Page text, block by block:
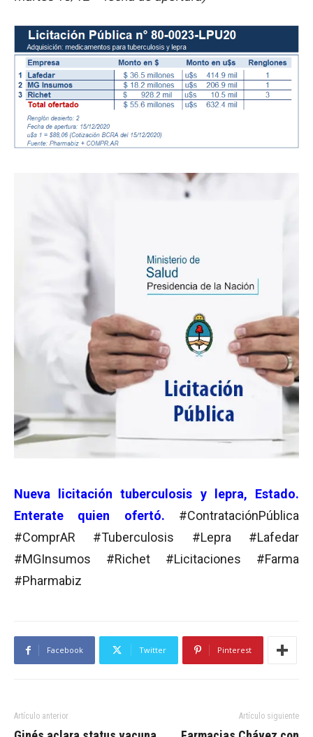
Nueva licitación tuberculosis y lepra, Estado.
Enterate quien ofertó. #ContrataciónPública
#ComprAR #Tuberculosis #Lepra #Lafedar
#MGInsumos #Richet #Licitaciones #Farma
#Pharmabiz
Facebook Twitter Pinterest
Artículo anterior Artículo siguiente